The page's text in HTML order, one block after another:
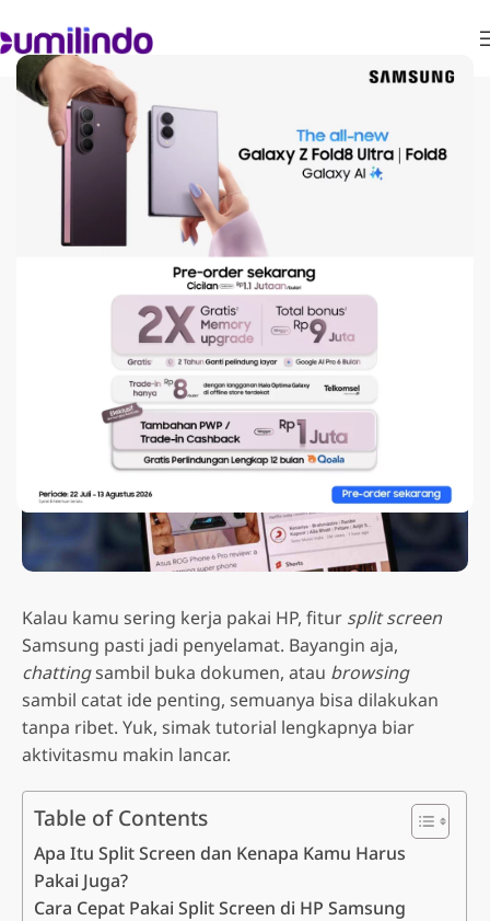
ARTIKEL
Tutorial Lengkap Caranya
Pakai Split Screen
Samsung di HP Kamu
On September 22, 2025
Kalau kamu sering kerja pakai HP, fitur split screen
Samsung pasti jadi penyelamat. Bayangin aja,
chattingsambil buka dokumen, atau browsing
sambil catat ide penting, semuanya bisa dilakukan
tanpa ribet. Yuk, simak tutorial lengkapnya biar
aktivitasmu makin lancar.
Table of Contents
Apa Itu Split Screen dan Kenapa Kamu Harus
Pakai Juga?
Cara Cepat Pakai Split Screen di HP Samsung